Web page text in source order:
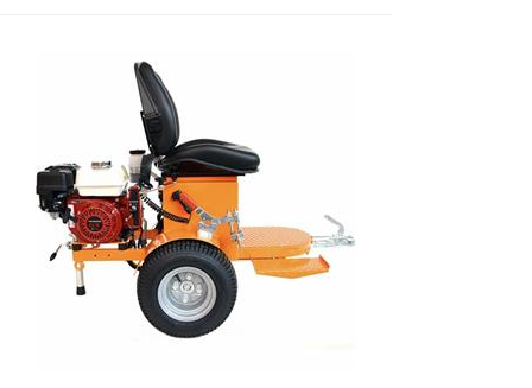
alternatör, ışıklar. Hidrolik tahrik ile: -
Doğrudan tekerleklere bağlı 2 motor -
Döner pedal kontrolü: ileri, geri ve boşu
kontrol eder - Değişken deplasmanlı
pompa Tekerleklerde 2 park freni -
hidroliğe entegre edilmiştir Autostop -
sürücü ayağa kalktığında Ayarlanabilir
pozisyonlu koltuk